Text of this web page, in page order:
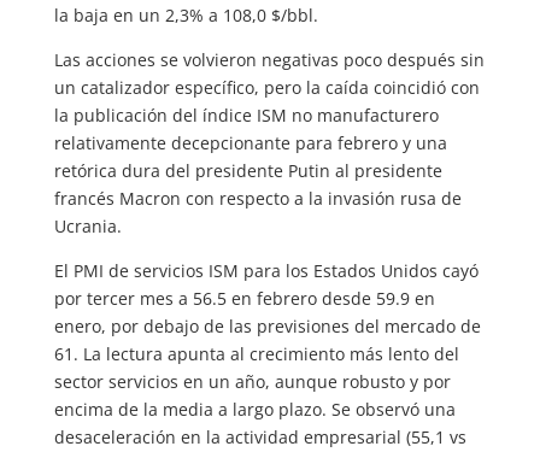
la baja en un 2,3% a 108,0 $/bbl.
Las acciones se volvieron negativas poco después sin
un catalizador específico, pero la caída coincidió con
la publicación del índice ISM no manufacturero
relativamente decepcionante para febrero y una
retórica dura del presidente Putin al presidente
francés Macron con respecto a la invasión rusa de
Ucrania.
El PMI de servicios ISM para los Estados Unidos cayó
por tercer mes a 56.5 en febrero desde 59.9 en
enero, por debajo de las previsiones del mercado de
61. La lectura apunta al crecimiento más lento del
sector servicios en un año, aunque robusto y por
encima de la media a largo plazo. Se observó una
desaceleración en la actividad empresarial (55,1 vs